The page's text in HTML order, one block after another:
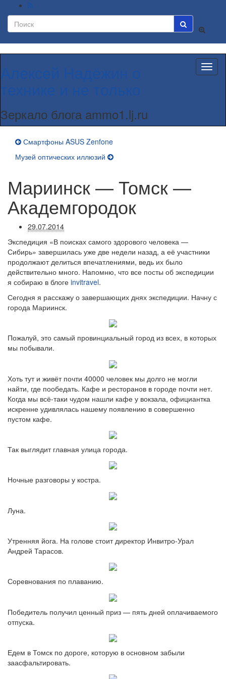
Вкл/
поиска
Вкл/
выкл
Алексей Надёжин о
технике и не только
Зеркало блога ammo1.lj.ru
Смартфоны ASUS Zenfone
Музей оптических иллюзий
Мариинск — Томск —
Академгородок
29.07.2014
Экспедиция «В поисках самого здорового человека —
Сибирь» завершилась уже две недели назад, а её участники
продолжают делиться впечатлениями, ведь их было
действительно много. Напомню, что все посты об экспедиции
я собираю в блоге invitravel.
Сегодня я расскажу о завершающих днях экспедиции. Начну с
города Мариинск.
Пожалуй, это самый провинциальный город из всех, в которых
мы побывали.
Хоть тут и живёт почти 40000 человек мы долго не могли
найти, где пообедать. Кафе и ресторанов в городе почти нет.
Когда мы всё-таки чудом нашли кафе у вокзала, официантка
искренне удивлялась нашему появлению в совершенно
пустом кафе.
Так выглядит главная улица города.
Ночные разговоры у костра.
Луна.
Утренняя йога. На голове стоит директор Инвитро-Урал
Андрей Тарасов.
Соревнования по плаванию.
Победитель получил ценный приз — пять дней оплачиваемого
отпуска.
Едем в Томск по дороге, которую в основном забыли
заасфальтировать.